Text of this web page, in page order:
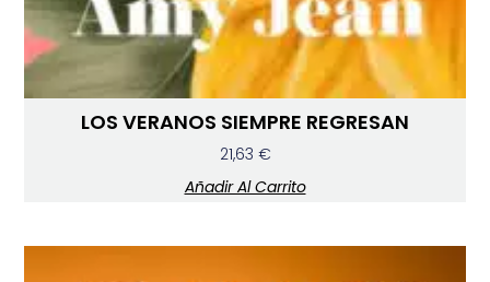
LOS VERANOS SIEMPRE REGRESAN
21,63 €
Añadir Al Carrito